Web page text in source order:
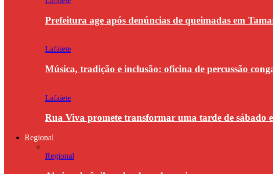
Prefeitura age após denúncias de queimadas em
Lafaiete
Música, tradição e inclusão: oficina de percussão
Lafaiete
Rua Viva promete transformar uma tarde de sábado
Regional
Regional